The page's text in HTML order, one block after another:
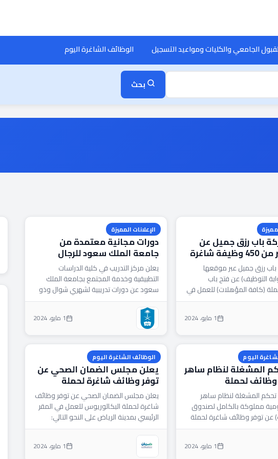
الجامعي والكليات ومواعيد التسجيل الوظائف الشاغرة اليوم
بحث
باب رزق جميل عن
توفر أكثر من 450 وظيفة شاغرة
المؤهلات
رزق جميل عبر موقعها
التوظيف) عن فتح باب
(كافة المؤهلات) للعمل في
1 مايو، 2024
الإعلانات المميزة
دورات مجانية معتمدة من
جامعة الملك سعود للرجال
والنساء
يعلن مركز التدريب في كلية الدراسات
التطبيقية وخدمة المجتمع بجامعة الملك
سعود عن دورات تدريبية لشهري شوال وذو
القعدة (رسوم / مجانية)...
1 مايو، 2024
اليوم
المشغلة لنظام ساهر
لحملة
في الرياض
المشغلة لنظام ساهر
مملوكة بالكامل لصندوق
عن توفر وظائف شاغرة لحملة
فأعلى حسب المسميات
1 مايو، 2024
الوظائف الشاغرة اليوم
يعلن مجلس الضمان الصحي عن
توفر وظائف شاغرة لحملة
البكالوريوس فأعلى بالرياض
يعلن مجلس الضمان الصحي عن توفر وظائف
شاغرة لحملة البكالوريوس للعمل في المقر
الرئيسي بمدينة الرياض على النحو التالي:
المسميات الوظيفية: –...
1 مايو، 2024